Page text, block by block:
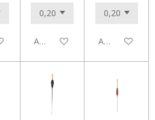
al carrelloAggiungi al carrelloAggiungi al